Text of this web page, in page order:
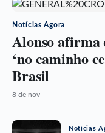
Notícias Agora
Alonso afirma
‘no caminho
Brasil
8 de nov
Notícias